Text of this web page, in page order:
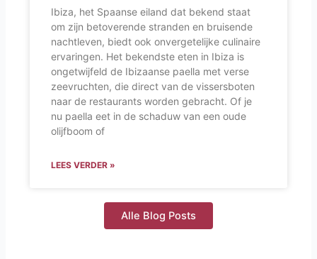
Ibiza, het Spaanse eiland dat bekend staat
om zijn betoverende stranden en bruisende
nachtleven, biedt ook onvergetelijke culinaire
ervaringen. Het bekendste eten in Ibiza is
ongetwijfeld de Ibizaanse paella met verse
zeevruchten, die direct van de vissersboten
naar de restaurants worden gebracht. Of je
nu paella eet in de schaduw van een oude
olijfboom of
LEES VERDER »
Alle Blog Posts